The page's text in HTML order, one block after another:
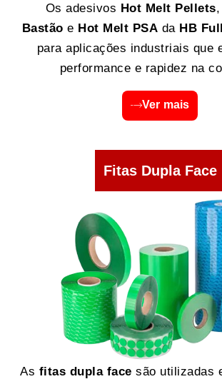
Os adesivos Hot Melt Pellets,
Bastão e Hot Melt PSA da HB
para aplicações industriais que
performance e rapidez na
Ver mais
Fitas Dupla Face
As fitas dupla face são utilizadas